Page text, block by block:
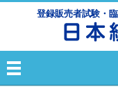
登録販売者試験・